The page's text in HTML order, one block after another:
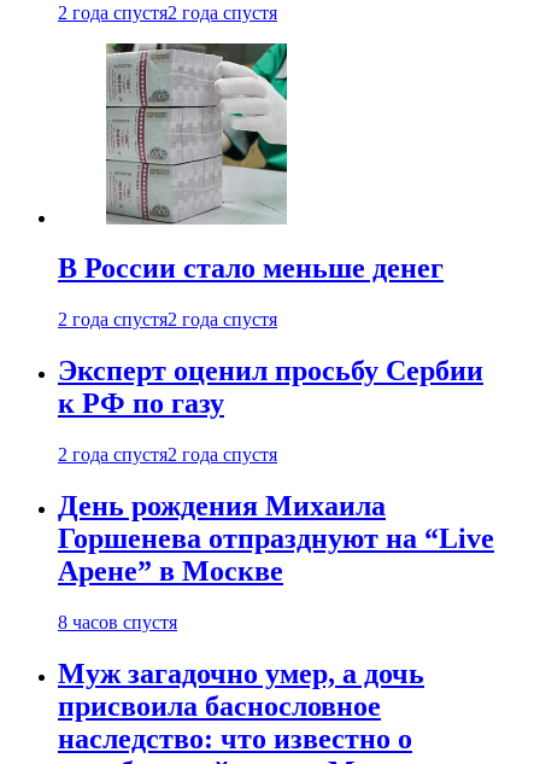
2 года спустя2 года спустя
В России стало меньше денег
2 года спустя2 года спустя
Эксперт оценил просьбу Сербии
к РФ по газу
2 года спустя2 года спустя
День рождения Михаила
Горшенева отпразднуют на “Live
Арене” в Москве
8 часов спустя
Муж загадочно умер, а дочь
присвоила баснословное
наследство: что известно о